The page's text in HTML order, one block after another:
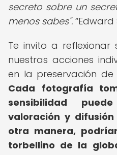
secreto sobre un
menos sabes". Edward
Te invito a
nuestras acciones
en la preservación
Cada fotografía
sensibilidad
valoración y
otra manera,
torbellino de la